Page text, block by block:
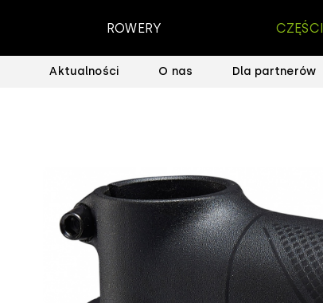
ROWERY CZĘŚCI
Aktualności O nas Dla partnerów